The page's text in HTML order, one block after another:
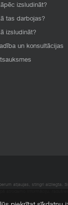
izsludināt?
tas darbojas?
izsludināt?
un konsultācijas
atļaujas, stingri aizliegta.